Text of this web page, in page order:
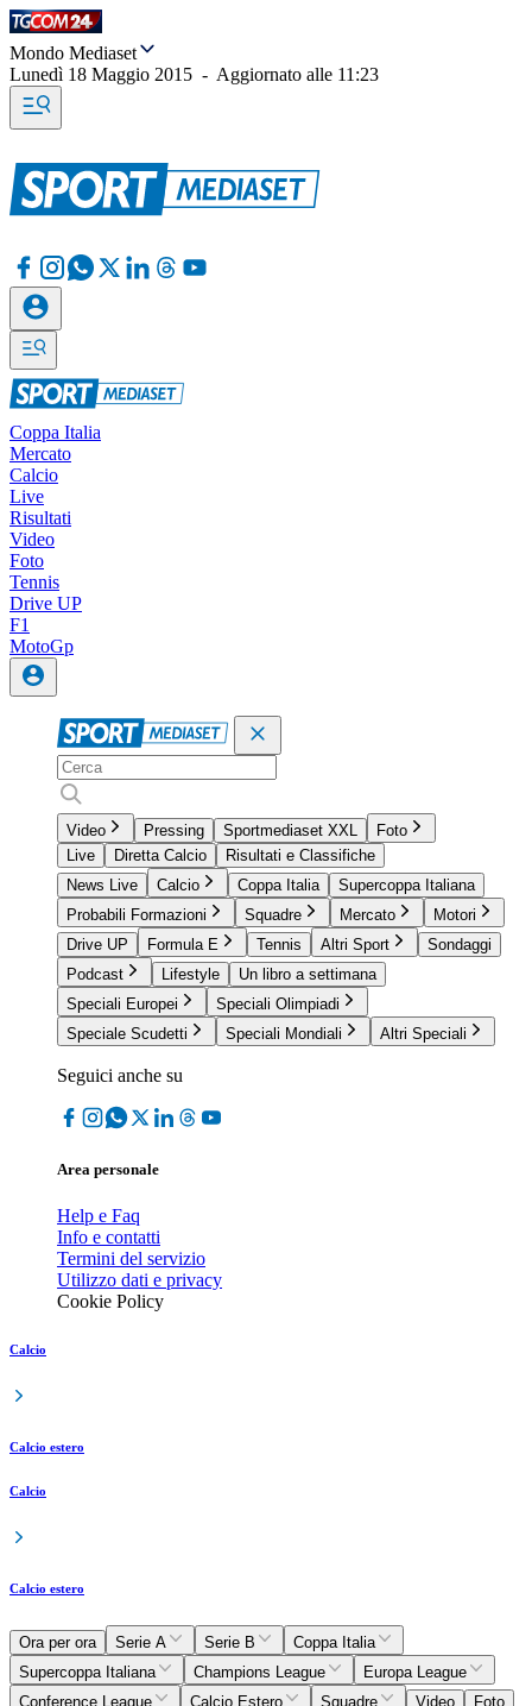
Mondo Mediaset
Lunedì 18 Maggio 2015 - Aggiornato alle 11:23
Coppa Italia
Mercato
Calcio
Live
Risultati
Video
Foto
Tennis
Drive UP
F1
MotoGp
Video Pressing Sportmediaset XXL
Foto
Live
Diretta Calcio
Risultati e Classifiche
News Live
Calcio Coppa Italia
Supercoppa Italiana
Probabili Formazioni
Squadre Mercato
Motori
Drive UP
Formula E Tennis Altri Sport
Sondaggi
Podcast
Lifestyle
Un libro a settimana
Speciali Europei
Speciali Olimpiadi
Speciale Scudetti
Speciali Mondiali Altri Speciali
Seguici anche su
Area personale
Help e Faq
Info e contatti
Termini del servizio
Utilizzo dati e privacy
Cookie Policy
Calcio
Calcio estero
Calcio
Calcio estero
Ora per ora Serie A Serie B
Coppa Italia
Supercoppa Italiana
Champions League
Europa League
Conference League
Calcio Estero Squadre Video
Foto